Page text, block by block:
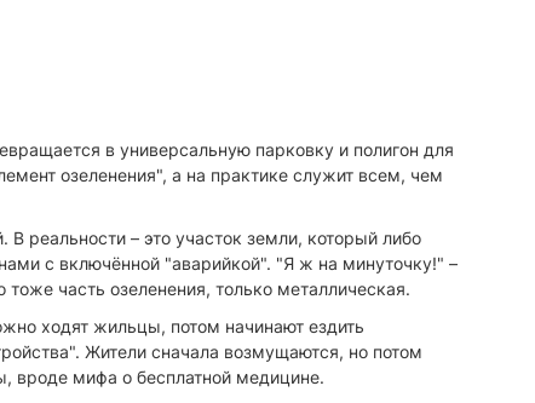
в универсальную парковку и полигон для
озеленения", а на практике служит всем, чем
реальности – это участок земли, который либо
с включённой "аварийкой". "Я ж на минуточку!" –
часть озеленения, только металлическая.
ходят жильцы, потом начинают ездить
Жители сначала возмущаются, но потом
вроде мифа о бесплатной медицине.